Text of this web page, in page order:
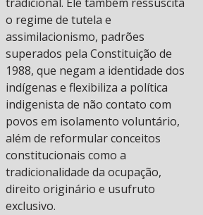
tradicional. Ele também ressuscita
o regime de tutela e
assimilacionismo, padrões
superados pela Constituição de
1988, que negam a identidade dos
indígenas e flexibiliza a política
indigenista de não contato com
povos em isolamento voluntário,
além de reformular conceitos
constitucionais como a
tradicionalidade da ocupação,
direito originário e usufruto
exclusivo.